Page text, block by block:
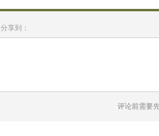
分享到：
评论前需要